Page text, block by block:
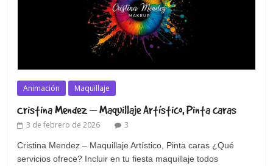
Animación Maquillaje
Cristina Mendez – Maquillaje Artístico, Pinta caras
3 de febrero de 2026 3
Cristina Mendez – Maquillaje Artístico, Pinta caras ¿Qué
servicios ofrece? Incluir en tu fiesta maquillaje todos